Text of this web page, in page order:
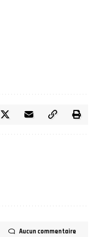
Aucun commentaire